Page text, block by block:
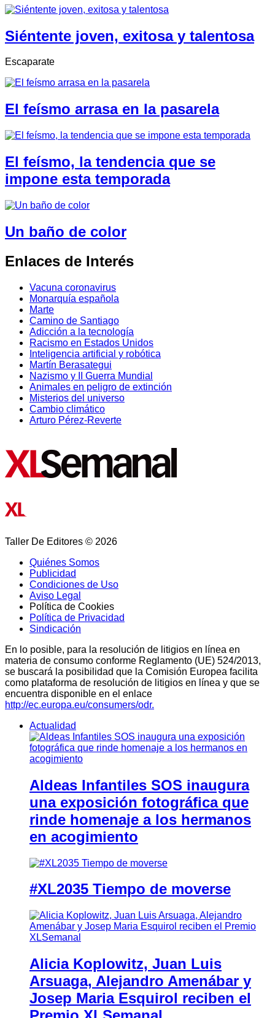
Siéntente joven, exitosa y talentosa
Escaparate
El feísmo arrasa en la pasarela
El feísmo, la tendencia que se
impone esta temporada
Un baño de color
Enlaces de Interés
Vacuna coronavirus
Monarquía española
Marte
Camino de Santiago
Adicción a la tecnología
Racismo en Estados Unidos
Inteligencia artificial y robótica
Martín Berasategui
Nazismo y II Guerra Mundial
Animales en peligro de extinción
Misterios del universo
Cambio climático
Arturo Pérez-Reverte
Taller De Editores © 2026
Quiénes Somos
Publicidad
Condiciones de Uso
Aviso Legal
Política de Cookies
Política de Privacidad
Sindicación
En lo posible, para la resolución de litigios en línea en
materia de consumo conforme Reglamento (UE) 524/2013,
se buscará la posibilidad que la Comisión Europea facilita
como plataforma de resolución de litigios en línea y que se
encuentra disponible en el enlace
http://ec.europa.eu/consumers/odr.
Actualidad
Aldeas Infantiles SOS inaugura
una exposición fotográfica que
rinde homenaje a los hermanos
en acogimiento
#XL2035 Tiempo de moverse
Alicia Koplowitz, Juan Luis
Arsuaga, Alejandro Amenábar y
Josep Maria Esquirol reciben el